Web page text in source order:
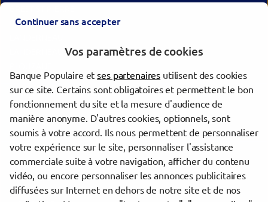
BREST ST PIERRE
Les agences Banque Populaire dans les villes à proximité
Brest
Trouver une agence Banque Populaire
Finistère
Guipavas
Continuer sans accepter
Vos paramètres de cookies
Banque Populaire etses partenaires utilisent des cookies
sur ce site. Certains sont obligatoires et permettent le bon
fonctionnement du site et la mesure d'audience de
manière anonyme. D'autres cookies, optionnels, sont
soumis à votre accord. Ils nous permettent de personnaliser
votre expérience sur le site, personnaliser l'assistance
commerciale suite à votre navigation, afficher du contenu
vidéo, ou encore personnaliser les annonces publicitaires
diffusées sur Internet en dehors de notre site et de nos